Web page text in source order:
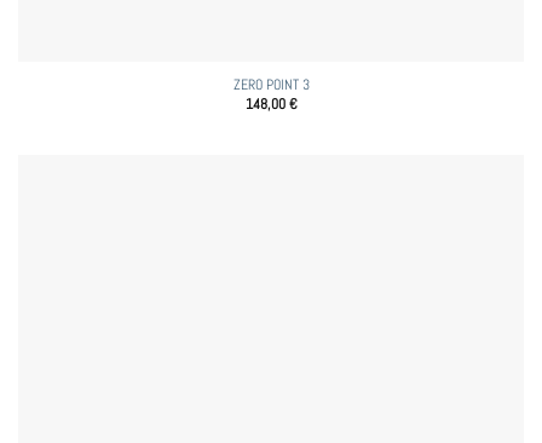
ZERO POINT 3
148,00€